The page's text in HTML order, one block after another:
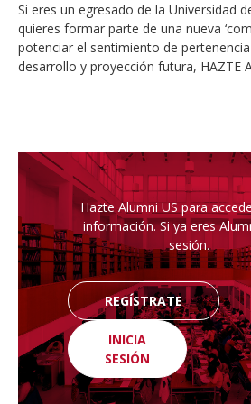
Si eres un egresado de la Universidad
quieres formar parte de una nueva
potenciar el sentimiento de pertenencia
desarrollo y proyección futura, HAZTE
Hazte Alumni US para
información. Si ya eres
sesión.
REGÍSTRATE
INICIA
SESIÓN